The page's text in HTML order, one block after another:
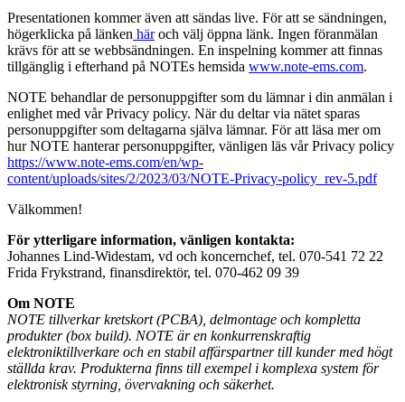
Presentationen kommer även att sändas live. För att se sändningen,
högerklicka på länken häroch välj öppna länk. Ingen föranmälan
krävs för att se webbsändningen. En inspelning kommer att finnas
tillgänglig i efterhand på NOTEs hemsida www.note-ems.com.
NOTE behandlar de personuppgifter som du lämnar i din anmälan i
enlighet med vår Privacy policy. När du deltar via nätet sparas
personuppgifter som deltagarna själva lämnar. För att läsa mer om
hur NOTE hanterar personuppgifter, vänligen läs vår Privacy policy
https://www.note-ems.com/en/wp-
content/uploads/sites/2/2023/03/NOTE-Privacy-policy_rev-5.pdf
Välkommen!
För ytterligare information, vänligen kontakta:
Johannes Lind-Widestam, vd och koncernchef, tel. 070-541 72 22
Frida Frykstrand, finansdirektör, tel. 070-462 09 39
Om NOTE
NOTE tillverkar kretskort (PCBA), delmontage och kompletta
produkter (box build). NOTE är en konkurrenskraftig
elektroniktillverkare och en stabil affärspartner till kunder med högt
ställda krav. Produkterna finns till exempel i komplexa system för
elektronisk styrning, övervakning och säkerhet.